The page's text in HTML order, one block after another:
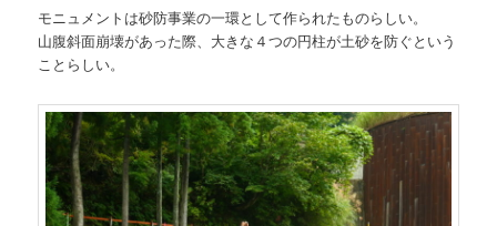
モニュメントは砂防事業の一環として作られたものらしい。
山腹斜面崩壊があった際、大きな４つの円柱が土砂を防ぐという
ことらしい。